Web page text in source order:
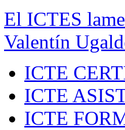
El ICTES
Valentín
ICTE
ICTE
ICTE